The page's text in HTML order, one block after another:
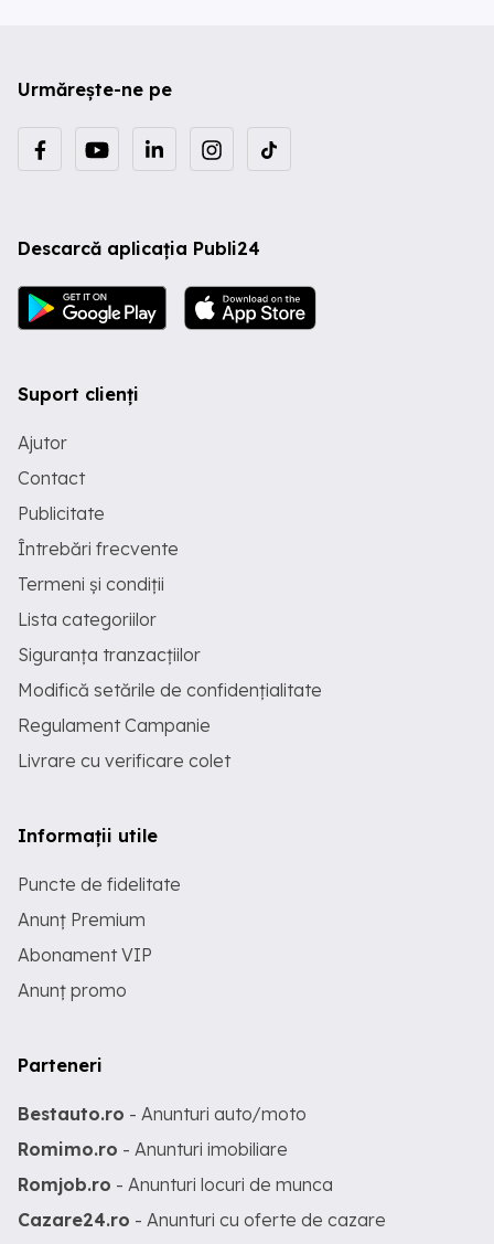
Urmărește-ne pe
Descarcă aplicația Publi24
Suport clienți
Ajutor
Contact
Publicitate
Întrebări frecvente
Termeni și condiții
Lista categoriilor
Siguranța tranzacțiilor
Modifică setările de confidențialitate
Regulament Campanie
Livrare cu verificare colet
Informații utile
Puncte de fidelitate
Anunț Premium
Abonament VIP
Anunț promo
Parteneri
Bestauto.ro - Anunturi auto/moto
Romimo.ro - Anunturi imobiliare
Romjob.ro - Anunturi locuri de munca
Cazare24.ro - Anunturi cu oferte de cazare